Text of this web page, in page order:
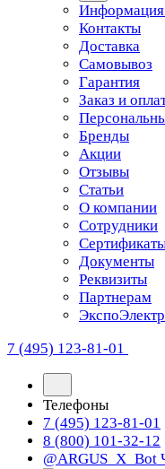
Информация
Контакты
Доставка
Самовывоз
Гарантия
Заказ и
Бренды
Акции
Отзывы
Статьи
О компании
Сотрудники
Документы
Реквизиты
Партнерам
7 (495) 123-81-01
Телефоны
7 (495) 123-81-01
8 (800) 101-32-12
@ARGUS_X_Bot